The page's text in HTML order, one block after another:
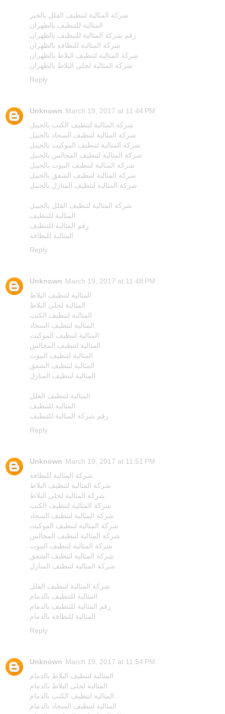
شركة المثالية لتنظيف الفلل بالخبر
المثالية للتنظيف بالظهران
رقم شركة المثالية للتنظيف بالظهران
شركة المثالية للنظافة بالظهران
شركة المثالية لتنظيف البلاط بالظهران
شركة المثالية لجلى البلاط بالظهران
Reply
Unknown March 19, 2017 at 11:44 PM
شركة المثالية لتنظيف الكنب بالجبيل
شركة المثالية لتنظيف السجاد بالجبيل
شركة المثالية لتنظيف الموكيت بالجبيل
شركة المثالية لتنظيف المجالس بالجبيل
شركة المثالية لتنظيف البيوت بالجبيل
شركة المثالية لتنظيف الشقق بالجبيل
شركة المثالية لتنظيف المنازل بالجبيل
شركة المثالية لتنظيف الفلل بالجبيل
المثالية للتنظيف
رقم المثالية للتنظيف
المثالية للنظافة
Reply
Unknown March 19, 2017 at 11:48 PM
المثالية لتنظيف البلاط
المثالية لجلى البلاط
المثالية لتنظيف الكنب
المثالية لتنظيف السجاد
المثالية لتنظيف الموكيت
المثالية لتنظيف المجالس
المثالية لتنظيف البيوت
المثالية لتنظيف الشقق
المثالية لتنظيف المنازل
المثالية لتنظيف الفلل
المثالية للتنظيف
رقم شركة المثالية للتنظيف
Reply
Unknown March 19, 2017 at 11:51 PM
شركة المثالية للنظافة
شركة المثالية لتنظيف البلاط
شركة المثالية لجلى البلاط
شركة المثالية لتنظيف الكنب
شركة المثالية لتنظيف السجاد
شركة المثالية لتنظيف الموكيت
شركة المثالية لتنظيف المجالس
شركة المثالية لتنظيف البيوت
شركة المثالية لتنظيف الشقق
شركة المثالية لتنظيف المنازل
شركة المثالية لتنظيف الفلل
المثالية للتنظيف بالدمام
رقم المثالية للتنظيف بالدمام
المثالية للنظافة بالدمام
Reply
Unknown March 19, 2017 at 11:54 PM
المثالية لتنظيف البلاط بالدمام
المثالية لجلى البلاط بالدمام
المثالية لتنظيف الكنب بالدمام
المثالية لتنظيف السجاد بالدمام